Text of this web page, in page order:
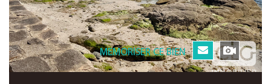
MEMORISER CE BIEN